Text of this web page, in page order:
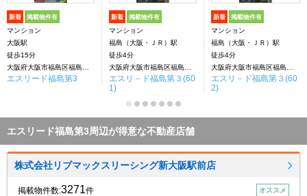
新着 掲載物件有
マンション
大阪駅
徒歩15分
エスリード福島第3
新着 掲載物件有
マンション
福島（大阪・ＪＲ）駅
徒歩4分
エスリ－ド福島第３(60
1)
新着 掲載物件有
マンション
福島（大阪・ＪＲ）駅
徒歩4分
エスリ－ド福島第３(60
2)
エスリード福島第3周辺が得意な不動産店舗
株式会社リブマックスリーシング新大阪駅前店
掲載物件数:3271件 オススメ